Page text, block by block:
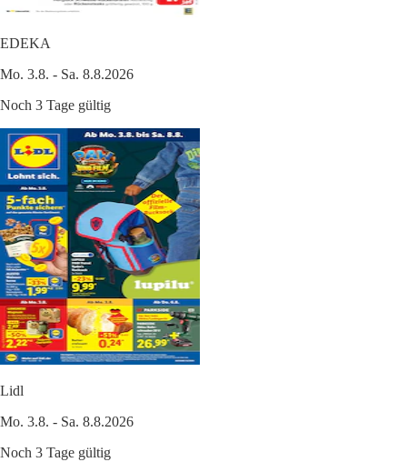
EDEKA
Mo. 3.8. - Sa. 8.8.2026
Noch 3 Tage gültig
Lidl
Mo. 3.8. - Sa. 8.8.2026
Noch 3 Tage gültig